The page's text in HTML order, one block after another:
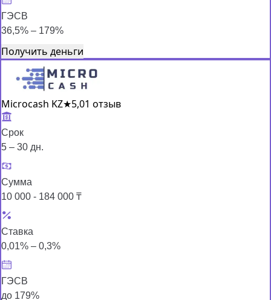
ГЭСВ
36,5% – 179%
Получить деньги
Microcash KZ★5,01 отзыв
Срок
5 – 30 дн.
Сумма
10 000 - 184 000 ₸
Ставка
0,01% – 0,3%
ГЭСВ
до 179%